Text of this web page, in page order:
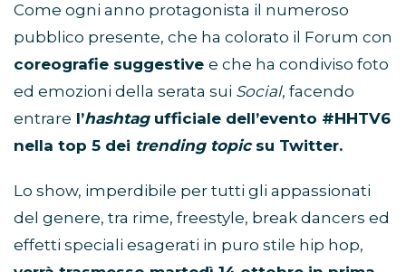
Come ogni anno protagonista il numeroso
pubblico presente, che ha colorato il Forum con
coreografie suggestive e che ha condiviso foto
ed emozioni della serata sui Social, facendo
entrare l’hashtagufficiale dell’evento #HHTV6
nella top 5 dei trending topicsu Twitter.
Lo show, imperdibile per tutti gli appassionati
del genere, tra rime, freestyle, break dancers ed
effetti speciali esagerati in puro stile hip hop,